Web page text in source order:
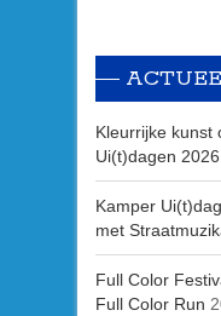
Kleurrijke kunst
Ui(t)dagen
Kamper
met
Full Color
Full Color Run